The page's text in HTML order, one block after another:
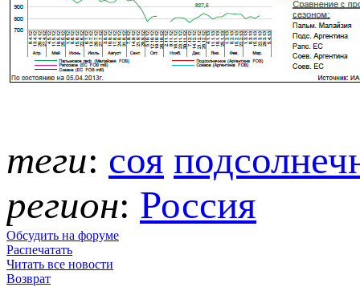
теги: соя
регион: Россия
Обсудить на форуме
Распечатать
Читать все новости
Возврат